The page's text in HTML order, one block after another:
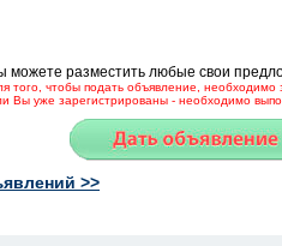
можете разместить любые свои
того, чтобы подать объявление, необходимо
Вы уже зарегистрированы - необходимо
>>